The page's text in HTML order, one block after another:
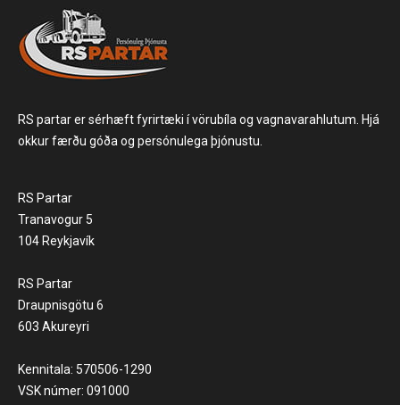
RS partar er sérhæft fyrirtæki í vörubíla og vagnavarahlutum. Hjá
okkur færðu góða og persónulega þjónustu.
RS Partar
Tranavogur 5
104 Reykjavík
RS Partar
Draupnisgötu 6
603 Akureyri
Kennitala: 570506-1290
VSK númer: 091000